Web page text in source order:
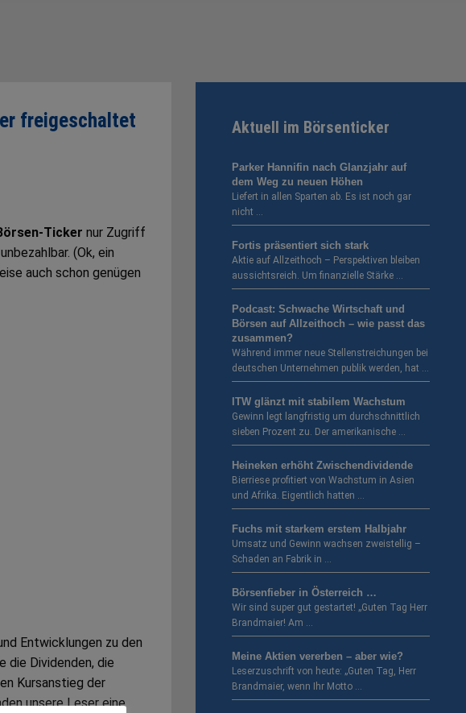
freigeschaltet
Ticker nur Zugriff
(Ok, ein
auch schon genügen
Entwicklungen zu den
die Dividenden, die
Kursanstieg der
unsere Leser eine
Aktuell im Börsenticker
Parker Hannifin nach Glanzjahr auf
dem Weg zu neuen Höhen
Liefert in allen Sparten ab. Es ist noch gar
nicht …
Fortis präsentiert sich stark
Aktie auf Allzeithoch – Perspektiven bleiben
aussichtsreich. Um finanzielle Stärke …
Podcast: Schwache Wirtschaft und
Börsen auf Allzeithoch – wie passt das
zusammen?
Während immer neue Stellenstreichungen bei
deutschen Unternehmen publik werden, hat …
ITW glänzt mit stabilem Wachstum
Gewinn legt langfristig um durchschnittlich
sieben Prozent zu. Der amerikanische …
Heineken erhöht Zwischendividende
Bierriese profitiert von Wachstum in Asien
und Afrika. Eigentlich hatten …
Fuchs mit starkem erstem Halbjahr
Umsatz und Gewinn wachsen zweistellig –
Schaden an Fabrik in …
Börsenfieber in Österreich …
Wir sind super gut gestartet! „Guten Tag Herr
Brandmaier! Am …
Meine Aktien vererben – aber wie?
Leserzuschrift von heute: „Guten Tag, Herr
Brandmaier, wenn Ihr Motto …